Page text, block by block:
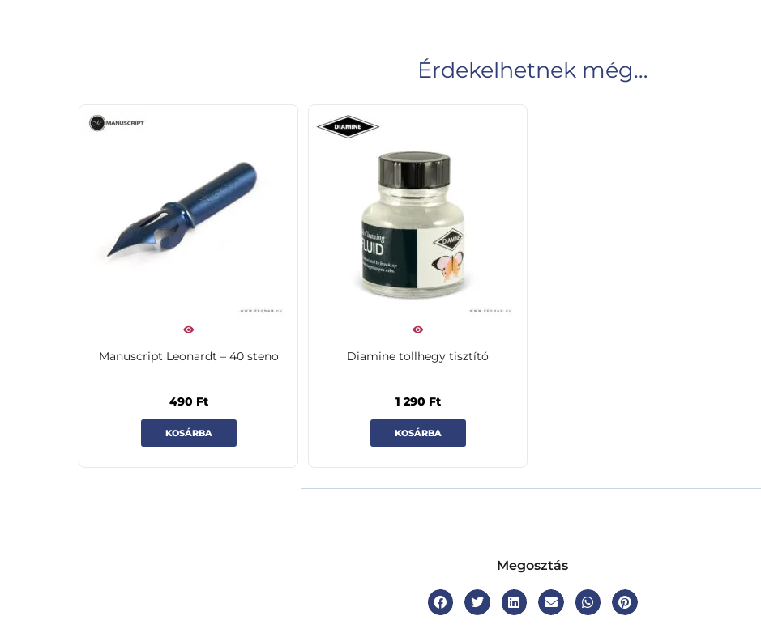
Érdekelhetnek még…
Manuscript Leonardt – 40 steno
490 Ft
KOSÁRBA
Diamine tollhegy tisztító
1 290 Ft
KOSÁRBA
Megosztás